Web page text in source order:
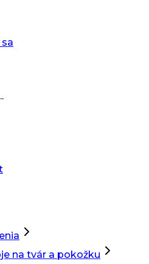
na tvár a pokožku